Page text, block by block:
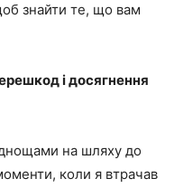
знайти те, що вам
і досягнення
на шляху до
коли я втрачав